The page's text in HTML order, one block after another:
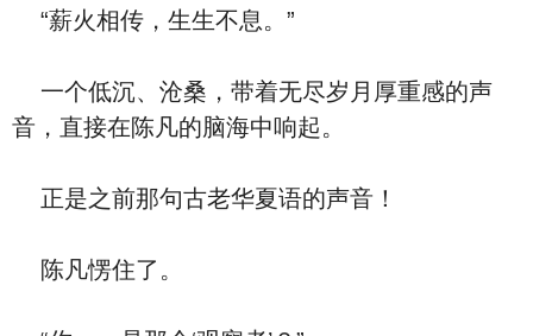
“薪火相传，生生不息。”
一个低沉、沧桑，带着无尽岁月厚重感的声
音，直接在陈凡的脑海中响起。
正是之前那句古老华夏语的声音！
陈凡愣住了。